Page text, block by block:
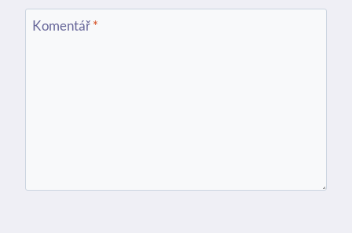
Komentář*